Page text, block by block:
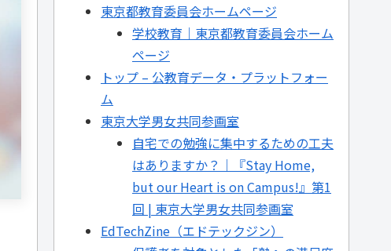
東京都教育委員会ホームページ
学校教育｜東京都教育委員会ホーム
ページ
トップ – 公教育データ・プラットフォー
ム
東京大学男女共同参画室
自宅での勉強に集中するための工夫
はありますか？｜『Stay Home,
but our Heart is on Campus!』第1
回 | 東京大学男女共同参画室
EdTechZine（エドテックジン）